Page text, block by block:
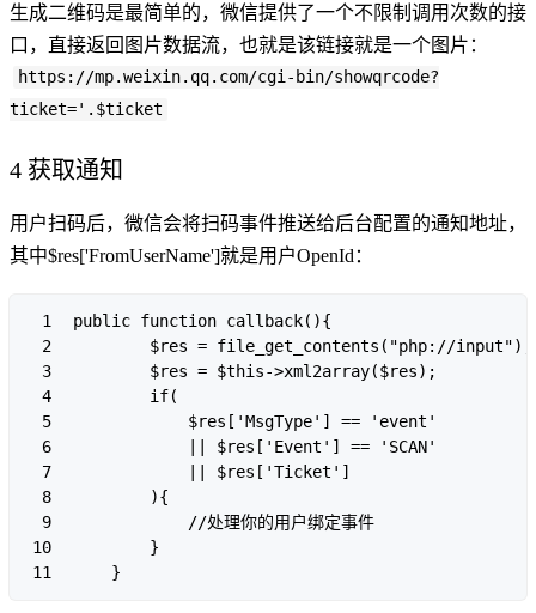
生成二维码是最简单的，微信提供了一个不限制调用次数的接
口，直接返回图片数据流，也就是该链接就是一个图片：
https://mp.weixin.qq.com/cgi-bin/showqrcode?
ticket='.$ticket
4 获取通知
用户扫码后，微信会将扫码事件推送给后台配置的通知地址，
其中$res['FromUserName']就是用户OpenId：
1
2
3
4
5
6
7
8
9
10
11
public function callback(){
        $res = file_get_contents("php://input");
        $res = $this->xml2array($res);
        if(
            $res['MsgType'] == 'event'
            || $res['Event'] == 'SCAN'
            || $res['Ticket']
        ){
            //处理你的用户绑定事件
        }